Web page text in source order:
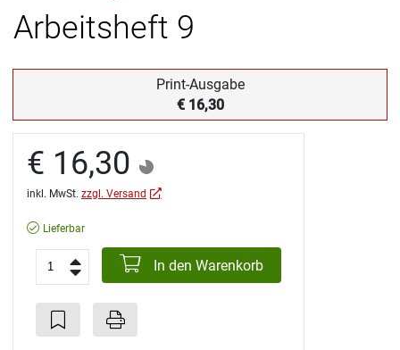
Arbeitsheft 9
Print-Ausgabe
€ 16,30
€ 16,30
inkl. MwSt. zzgl. Versand
Lieferbar
In den Warenkorb